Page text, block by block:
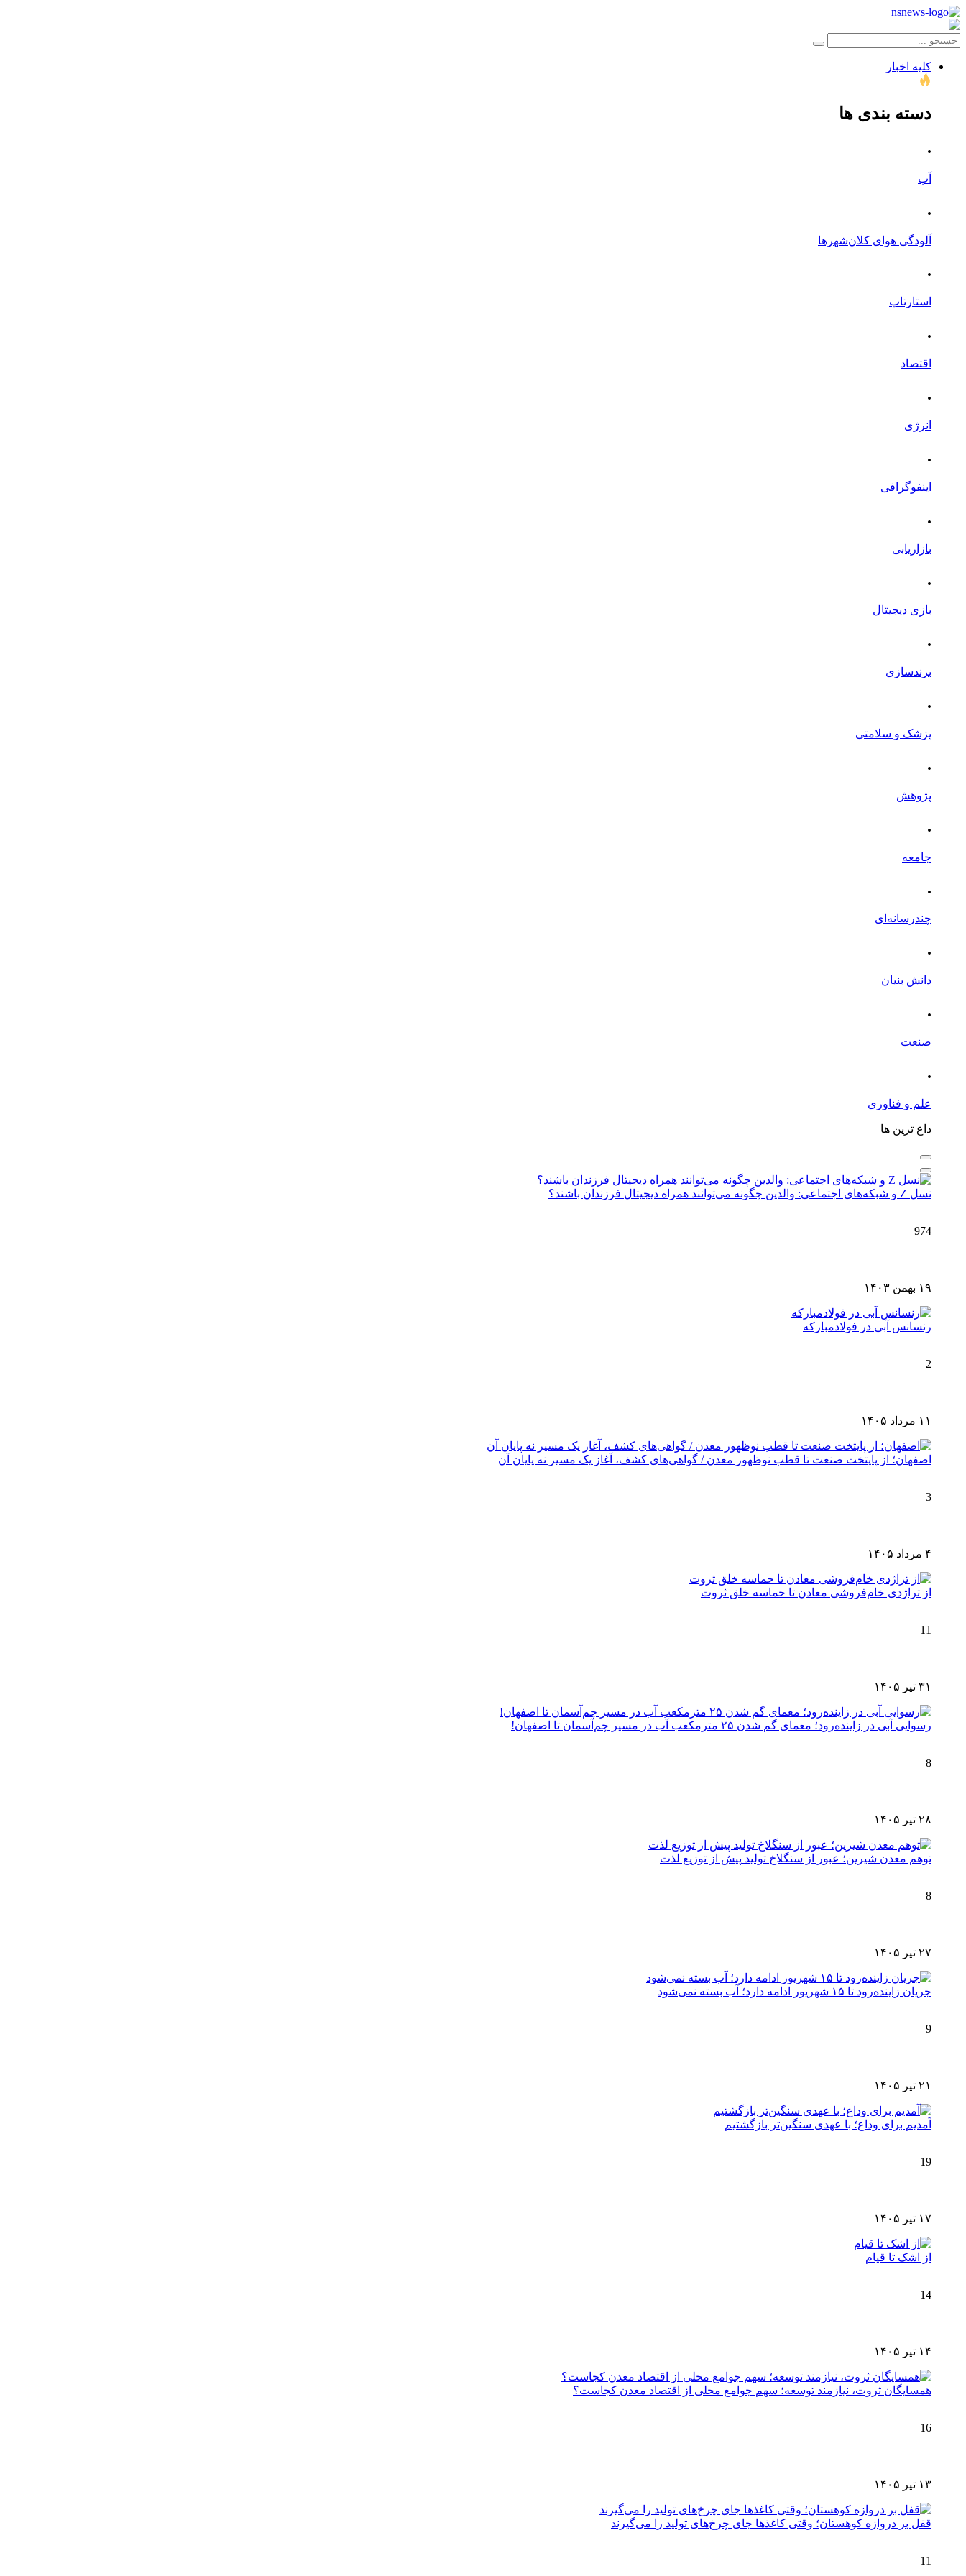
کلیه اخبار
دسته بندی ها
.
آب
.
آلودگی هوای کلان‌شهرها
.
استارتاپ
.
اقتصاد
.
انرژی
.
اینفوگرافی
.
بازاریابی
.
بازی دیجیتال
.
برندسازی
.
پزشک و سلامتی
.
پژوهش
.
جامعه
.
چندرسانه‌ای
.
دانش بنیان
.
صنعت
.
علم و فناوری
داغ ترین ها
نسل Z و شبکه‌های اجتماعی: والدین چگونه می‌توانند همراه دیجیتال فرزندان باشند؟
974
۱۹ بهمن ۱۴۰۳
رنسانس آبی در فولادمبارکه
2
۱۱ مرداد ۱۴۰۵
اصفهان؛ از پایتخت صنعت تا قطب نوظهور معدن / گواهی‌های کشف، آغاز یک مسیر نه پایان آن
3
۴ مرداد ۱۴۰۵
از تراژدی خام‌فروشی معادن تا حماسه خلق ثروت
11
۳۱ تیر ۱۴۰۵
رسوایی آبی در زاینده‌رود؛ معمای گم شدن ۲۵ مترمکعب آب در مسیر چم‌آسمان تا اصفهان!
8
۲۸ تیر ۱۴۰۵
توهم معدن شیرین؛ عبور از سنگلاخ تولید پیش از توزیع لذت
8
۲۷ تیر ۱۴۰۵
جریان زاینده‌رود تا ۱۵ شهریور ادامه دارد؛ آب بسته نمی‌شود
9
۲۱ تیر ۱۴۰۵
آمدیم برای وداع؛ با عهدی سنگین‌تر بازگشتیم
19
۱۷ تیر ۱۴۰۵
از اشک تا قیام
14
۱۴ تیر ۱۴۰۵
همسایگان ثروت، نیازمند توسعه؛ سهم جوامع محلی از اقتصاد معدن کجاست؟
16
۱۳ تیر ۱۴۰۵
قفل بر دروازه کوهستان؛ وقتی کاغذها جای چرخ‌های تولید را می‌گیرند
11